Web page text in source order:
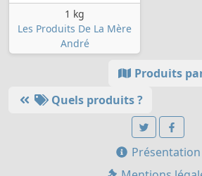
1 kg
Les Produits De La Mère
André
Produits
Quels produits ?
Présentation